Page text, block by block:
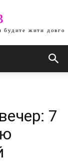
будите жити довго
7